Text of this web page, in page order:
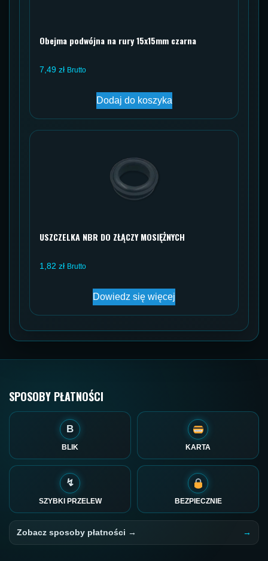
Obejma podwójna na rury 15x15mm czarna
7,49 zł Brutto
Dodaj do koszyka
USZCZELKA NBR DO ZŁĄCZY MOSIĘŻNYCH
1,82 zł Brutto
Dowiedz się więcej
SPOSOBY PŁATNOŚCI
B
BLIK KARTA
↯
SZYBKI PRZELEW BEZPIECZNIE
Zobacz sposoby płatności →